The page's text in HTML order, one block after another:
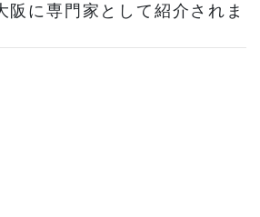
阪に専門家として紹介されま